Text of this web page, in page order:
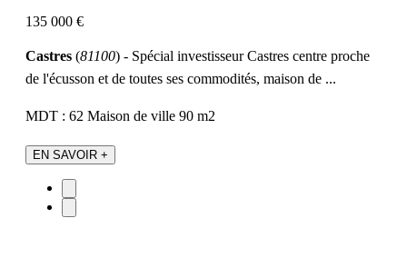
135 000 €
Castres (81100) - Spécial investisseur Castres centre proche
de l'écusson et de toutes ses commodités, maison de ...
MDT : 62 Maison de ville 90 m2
EN SAVOIR +